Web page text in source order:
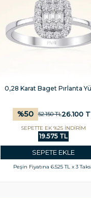
0,28 Karat Baget Pırlanta
%50 52.150TL26.100
SEPETTE EK %25 İNDİRİM
19.575 TL
SEPETE EKLE
Peşin Fiyatına 6.525 TL x 3